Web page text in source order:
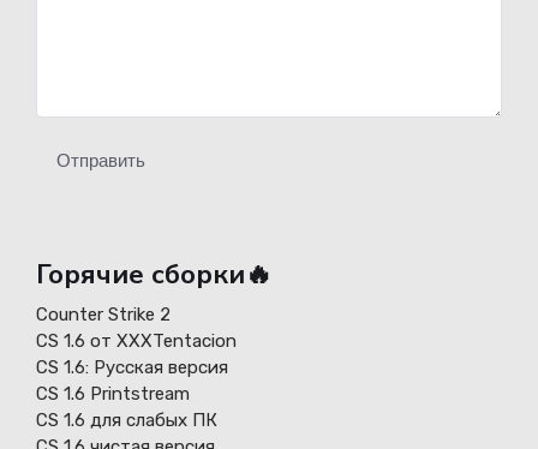
Отправить
Горячие сборки🔥
Counter Strike 2
CS 1.6 от XXXTentacion
СS 1.6: Русская версия
CS 1.6 Printstream
CS 1.6 для слабых ПК